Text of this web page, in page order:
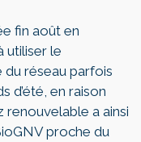
fin août en
utiliser le
réseau parfois
d’été, en raison
renouvelable a ainsi
proche du